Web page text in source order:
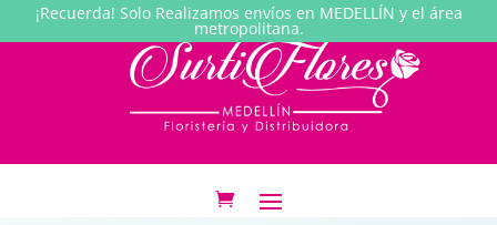
¡Recuerda! Solo Realizamos envíos en MEDELLÍN y el área
metropolitana.